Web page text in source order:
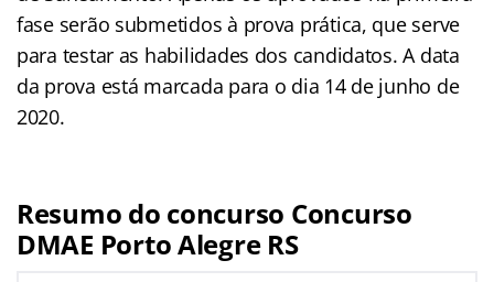
fase serão submetidos à prova prática, que serve
para testar as habilidades dos candidatos. A data
da prova está marcada para o dia 14 de junho de
2020.
Resumo do concurso Concurso
DMAE Porto Alegre RS